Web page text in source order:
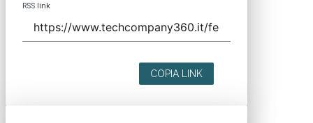
RSS link
COPIA LINK